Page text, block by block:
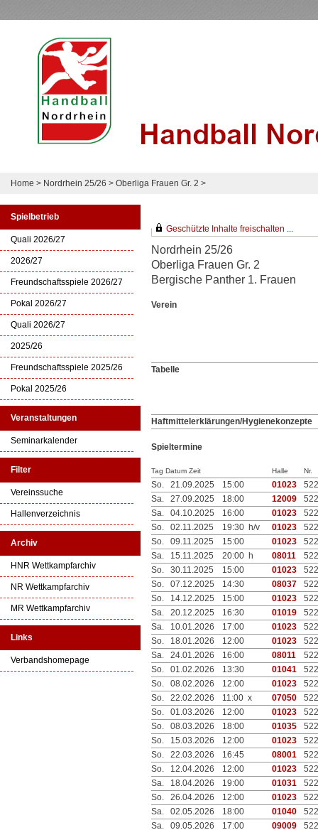
Home > Nordrhein 25/26 > Oberliga Frauen Gr. 2 >
Spielbetrieb
Quali 2026/27
2026/27
Freundschaftsspiele 2026/27
Pokal 2026/27
Quali 2026/27
2025/26
Freundschaftsspiele 2025/26
Pokal 2025/26
Veranstaltungen
Seminarkalender
Filter
Vereinssuche
Hallenverzeichnis
Archiv
HNR Wettkampfarchiv
NR Wettkampfarchiv
MR Wettkampfarchiv
Links
Verbandshomepage
Geschützte Inhalte freischalten ...
Nordrhein 25/26
Oberliga Frauen Gr. 2
Bergische Panther 1. Frauen
Verein
Tabelle
Haftmittelerklärungen/Hygienekonzepte
Spieltermine
Tag Datum Zeit Halle Nr.
So. 21.09.2025 15:00 01023
Sa.
27.09.2025 18:00 12009
Sa.
04.10.2025 16:00 01023
So.
02.11.2025 19:30 h/v 01023
So.
09.11.2025 15:00 01023
Sa.
15.11.2025 20:00 h 08011
So.
30.11.2025 15:00 01023
So.
07.12.2025 14:30 08037
So.
14.12.2025 15:00 01023
Sa.
20.12.2025 16:30 01019
Sa.
10.01.2026 17:00 01023
So.
18.01.2026 12:00 01023
Sa.
24.01.2026 16:00 08011
So.
01.02.2026 13:30 01041
So.
08.02.2026 12:00 01023
So.
22.02.2026 11:00 x 07050
So.
01.03.2026 12:00 01023
So.
08.03.2026 18:00 01035
So.
15.03.2026 12:00 01023
So.
22.03.2026 16:45 08001
So.
12.04.2026 12:00 01023
Sa.
18.04.2026 19:00 01031
So.
26.04.2026 12:00 01023
Sa.
02.05.2026 18:00 01040
Sa.
09.05.2026 17:00 09009